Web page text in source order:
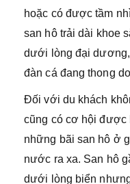
hoặc có được tầm
san hô trải dài khoe
dưới lòng đại
đàn cá đang thong
Đối với du khách
cũng có cơ hội được
những bãi san hô ở
nước ra xa. San hô
dưới lòng biển